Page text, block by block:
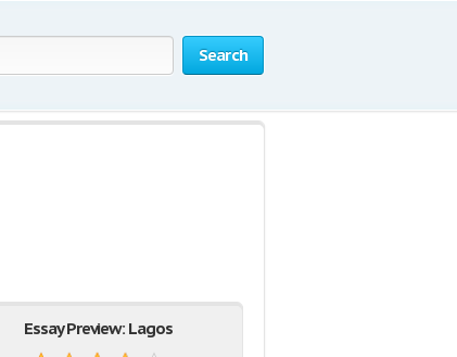
Search
Essay Preview: Lagos